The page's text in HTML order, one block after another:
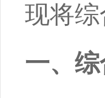
现将
一、